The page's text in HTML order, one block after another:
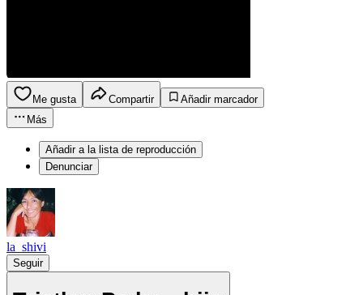
Me gusta Compartir
Añadir marcador
Más
Añadir a la lista de reproducción
Denunciar
la_shivi
Seguir